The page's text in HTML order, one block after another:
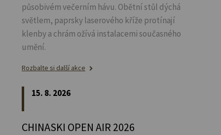
působivém večerním hávu. Obětní stůl dýchá
světlem, paprsky laserového kříže protínají
klenby a chrám ožívá instalacemi současného
umění.
Rozbalte si další akce
15. 8. 2026
CHINASKI OPEN AIR 2026